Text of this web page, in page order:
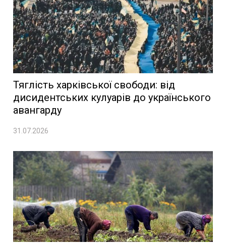
Тяглість харківської свободи: від
дисидентських кулуарів до українського
авангарду
31.07.2026